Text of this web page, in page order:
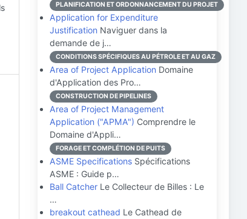
PLANIFICATION ET ORDONNANCEMENT DU PROJET
Application for Expenditure
Justification Naviguer dans la
demande de j…
CONDITIONS SPÉCIFIQUES AU PÉTROLE ET AU GAZ
Area of Project Application Domaine
d'Application des Pro…
CONSTRUCTION DE PIPELINES
Area of Project Management
Application ("APMA") Comprendre le
Domaine d'Appli…
FORAGE ET COMPLÉTION DE PUITS
ASME Specifications Spécifications
ASME : Guide p…
Ball Catcher Le Collecteur de Billes : Le
…
breakout cathead Le Cathead de